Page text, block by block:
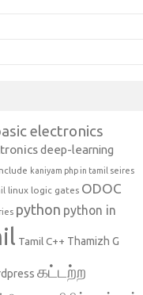
electronics
deep-learning
kaniyam php in tamil seires
linux logic gates ODOC
python python in
Tamil C++ Thamizh G
கட்டற்ற